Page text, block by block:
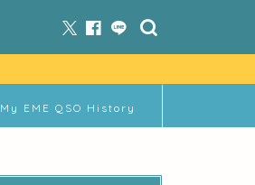
My EME QSO History